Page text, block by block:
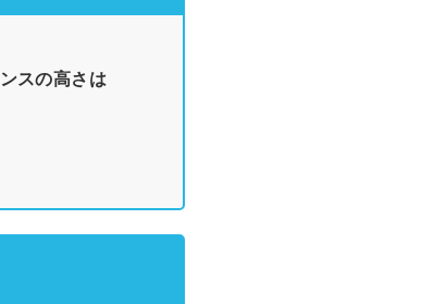
スの高さは